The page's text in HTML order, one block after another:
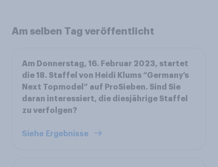
Am selben Tag veröffentlicht
Am Donnerstag, 16. Februar 2023, startet
die 18. Staffel von Heidi Klums “Germany’s
Next Topmodel” auf ProSieben. Sind Sie
daran interessiert, die diesjährige Staffel
zu verfolgen?
Siehe Ergebnisse